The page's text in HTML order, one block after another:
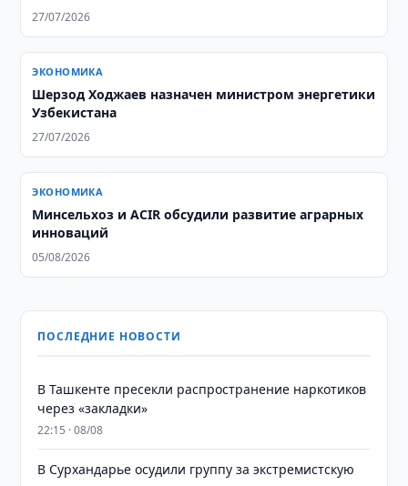
27/07/2026
ЭКОНОМИКА
Шерзод Ходжаев назначен министром энергетики
Узбекистана
27/07/2026
ЭКОНОМИКА
Минсельхоз и ACIR обсудили развитие аграрных
инноваций
05/08/2026
ПОСЛЕДНИЕ НОВОСТИ
В Ташкенте пресекли распространение наркотиков
через «закладки»
22:15 · 08/08
В Сурхандарье осудили группу за экстремистскую